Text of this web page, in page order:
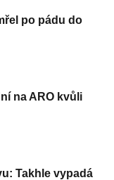
po pádu do
na ARO kvůli
Takhle vypadá